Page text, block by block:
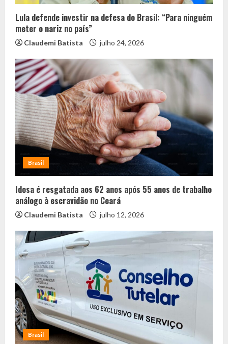
Lula defende investir na defesa do Brasil: “Para ninguém
meter o nariz no país”
Claudemi Batista julho 24, 2026
Brasil
Idosa é resgatada aos 62 anos após 55 anos de trabalho
análogo à escravidão no Ceará
Claudemi Batista julho 12, 2026
Brasil